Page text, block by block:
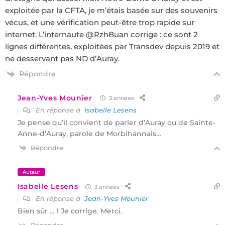
exploitée par la CFTA, je m’étais basée sur des souvenirs
vécus, et une vérification peut-être trop rapide sur
internet. L’internaute @RzhBuan corrige: ce sont 2
lignes différentes, exploitées par Transdev depuis 2019 et
ne desservant pas ND d’Auray.
Répondre
Jean-Yves Mounier 3 années
En réponse à Isabelle Lesens
Je pense qu’il convient de parler d’Auray ou de Sainte-
Anne-d’Auray, parole de Morbihannais…
Répondre
Auteur
Isabelle Lesens 3 années
En réponse àJean-Yves Mounier
Bien sûr … ! Je corrige. Merci.